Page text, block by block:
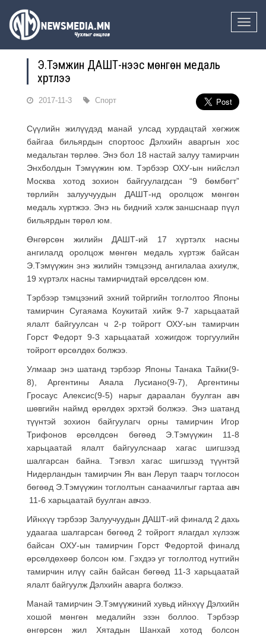
Toggle
Э.Тэмүүжин ДАШТ-нээс мөнгөн медаль
хүртлээ
2017-11-3 Спорт
Сүүлийн жилүүдэд манай улсад хурдацтай хөгжиж
байгаа бильярдын спортоос Дэлхийн аваргын хос
медальтан төрлөө. Энэ бол 18 настай залуу тамирчин
Энхболдын Тэмүүжин юм. Тэрбээр ОХУ-ын нийслэл
Москва хотод зохион байгуулагдсан “9 бөмбөгт”
төрлийн залуучуудын ДАШТ-нд оролцож мөнгөн
медаль хүртжээ. Энэ нь бидний хэлж заншснаар пүүл
бильярдын төрөл юм.
Өнгөрсөн жилийн ДАШТ-ий 17 хүртэлх насны
ангилалд оролцож мөнгөн медаль хүртэж байсан
Э.Тэмүүжин энэ жилийн тэмцээнд ангилалаа ахиулж,
19 хүртэлх насны тамирчидтай өрсөлдсөн юм.
Тэрбээр тэмцээний эхний тойргийн тоглолтоо Японы
тамирчин Сугаяама Коукитай хийж 9-7 харьцаатай
ялалт байгуулсан ч 2-р тойрогт ОХУ-ын тамирчин
Горст Федорт 9-3 харьцаатай хожигдож торгуулийн
тойрогт өрсөлдөх болжээ.
Улмаар энэ шатанд тэрбээр Японы Танака Тайки(9-
8), Аргентины Аяала Лусиано(9-7), Аргентины
Гросаус Алексис(9-5) нарыг дараалан буулган авч
шөвгийн наймд өрөлдөх эрхтэй болжээ. Энэ шатанд
түүнтэй зохион байгуулагч орны тамирчин Игор
Трифонов өрсөлдсөн бөгөөд Э.Тэмүүжин 11-8
харьцаатай ялалт байгуулснаар хагас шигшээд
шалгарсан байна. Тэгвэл хагас шигшээд түүнтэй
Нидерландын тамирчин Ян ван Леруп таарч тоглосон
бөгөөд Э.Тэмүүжин тоглолтын санаачилгыг гартаа авч
11-6 харьцаатай буулган авчээ.
Ийнхүү тэрбээр Залуучуудын ДАШТ-ий финалд 2 дахь
удаагаа шалгарсан бөгөөд 2 тойрогт ялагдал хүлээж
байсан ОХУ-ын тамирчин Горст Федортой финалд
өрсөлдөхөөр болсон юм. Гэхдээ уг тоглолтод нутгийн
тамирчин илүү сайн байсан бөгөөд 11-3 харьцаатай
ялалт байгуулж Дэлхийн аварга болжээ.
Манай тамирчин Э.Тэмүүжиний хувьд ийнхүү Дэлхийн
хошой мөнгөн медалийн эзэн боллоо. Тэрбээр
өнгөрсөн жил Хятадын Шанхай хотод болсон